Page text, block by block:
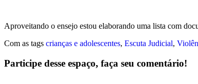
Aproveitando o ensejo estou elaborando uma lista com
Com as tags crianças e adolescentes, Escuta Judicial,
Participe desse espaço, faça seu comentário!